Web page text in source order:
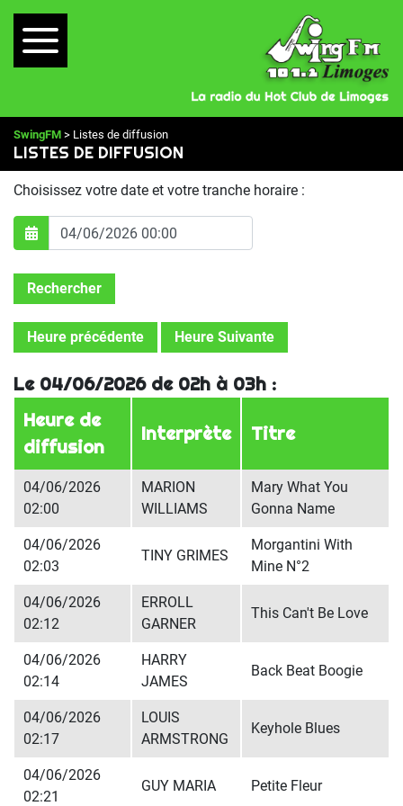
SwingFM > Listes de diffusion
LISTES DE DIFFUSION
Choisissez votre date et votre tranche horaire :
Rechercher
Heure précédente Heure Suivante
Le 04/06/2026 de 02h à 03h :
Heure de
diffusion
Interprète Titre
04/06/2026
02:00
MARION
WILLIAMS
Mary What You
Gonna Name
04/06/2026
02:03
TINY GRIMES
Morgantini With
Mine N°2
04/06/2026
02:12
ERROLL
GARNER
This Can't Be Love
04/06/2026
02:14
HARRY
JAMES
Back Beat Boogie
04/06/2026
02:17
LOUIS
ARMSTRONG
Keyhole Blues
04/06/2026
02:21
GUY MARIA Petite Fleur